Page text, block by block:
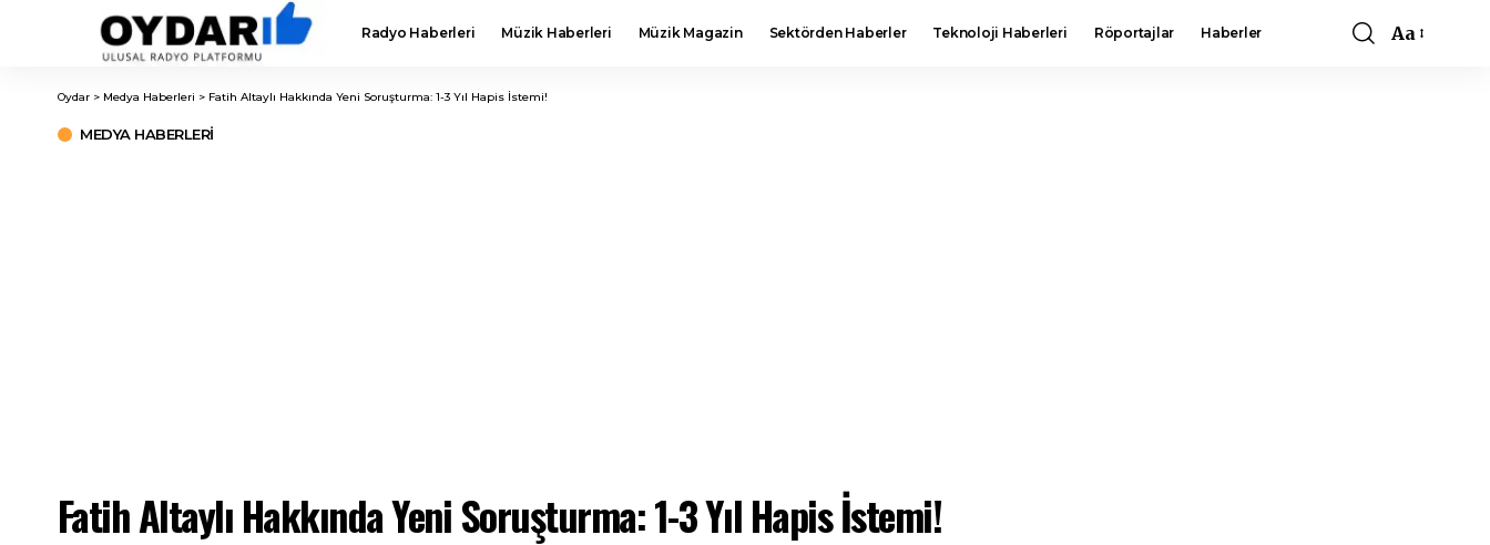
Radyo Haberleri Müzik Haberleri Müzik Magazin Sektörden Haberler Teknoloji Haberleri Röportajlar Haberler
Font
Aa
Oydar > Medya Haberleri > Fatih Altaylı Hakkında Yeni Soruşturma: 1-3 Yıl Hapis İstemi!
MEDYA HABERLERI
Fatih Altaylı Hakkında Yeni Soruşturma: 1-3 Yıl Hapis İstemi!